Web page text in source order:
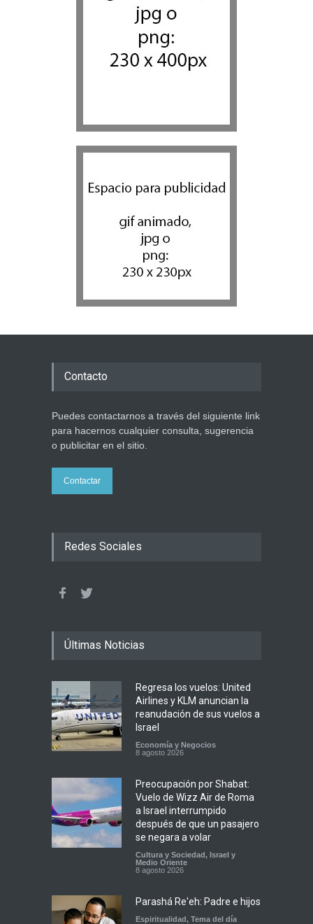
Europa
7 agosto 2026
Contacto
Puedes contactarnos a través del siguiente link
para hacernos cualquier consulta, sugerencia
o publicitar en el sitio.
Contactar
Redes Sociales
Últimas Noticias
Regresa los vuelos: United
Airlines y KLM anuncian la
reanudación de sus vuelos a
Israel
Economía y Negocios
8 agosto 2026
Preocupación por Shabat:
Vuelo de Wizz Air de Roma
a Israel interrumpido
después de que un pasajero
se negara a volar
Cultura y Sociedad, Israel y
Medio Oriente
8 agosto 2026
Parashá Re'eh: Padre e hijos
Espiritualidad, Tema del día